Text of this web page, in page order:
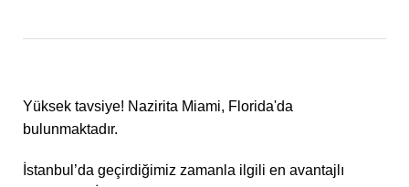
Yüksek tavsiye! Nazirita Miami, Florida'da
bulunmaktadır.
İstanbul’da geçirdiğimiz zamanla ilgili en avantajlı